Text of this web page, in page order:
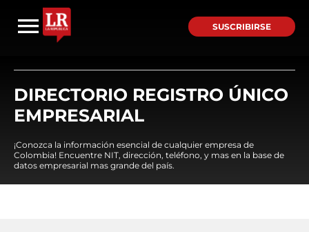
SUSCRIBIRSE
DIRECTORIO REGISTRO ÚNICO
EMPRESARIAL
¡Conozca la información esencial de cualquier empresa de
Colombia! Encuentre NIT, dirección, teléfono, y mas en la base de
datos empresarial mas grande del país.